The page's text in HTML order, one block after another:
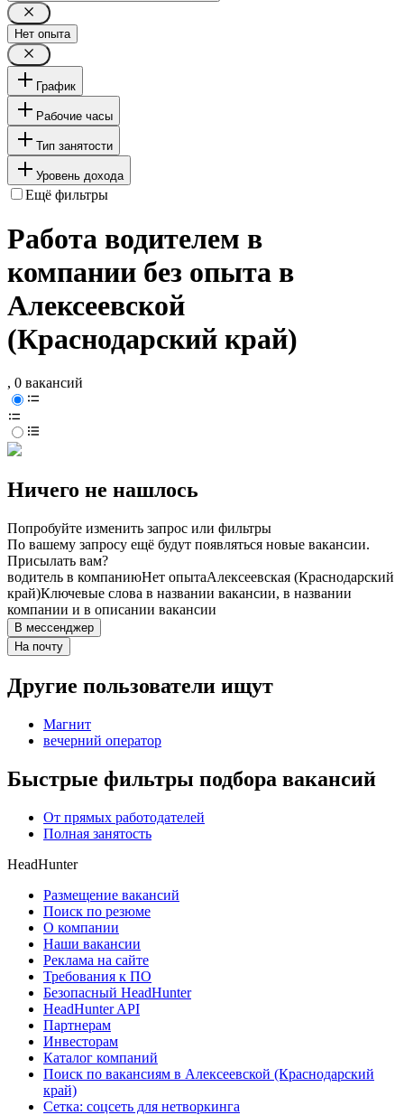
Нет опыта
График
Рабочие часы
Тип занятости
Уровень дохода
Ещё фильтры
Работа водителем в
компании без опыта в
Алексеевской
(Краснодарский край)
, 0 вакансий
Ничего не нашлось
Попробуйте изменить запрос или фильтры
По вашему запросу ещё будут появляться новые вакансии.
Присылать вам?
водитель в компаниюНет опытаАлексеевская (Краснодарский
край)Ключевые слова в названии вакансии, в названии
компании и в описании вакансии
В мессенджер
На почту
Другие пользователи ищут
Магнит
вечерний оператор
Быстрые фильтры подбора вакансий
От прямых работодателей
Полная занятость
HeadHunter
Размещение вакансий
Поиск по резюме
О компании
Наши вакансии
Реклама на сайте
Требования к ПО
Безопасный HeadHunter
HeadHunter API
Партнерам
Инвесторам
Каталог компаний
Поиск по вакансиям в Алексеевской (Краснодарский
край)
Сетка: соцсеть для нетворкинга